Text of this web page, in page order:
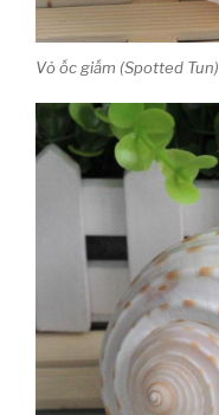
Vỏ ốc giấm (Spotted Tun)